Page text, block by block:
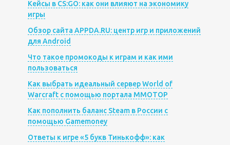
Кейсы в CS:GO: как они влияют на экономику
игры
Обзор сайта APPDA.RU: центр игр и приложений
для Android
Что такое промокоды к играм и как ими
пользоваться
Как выбрать идеальный сервер World of
Warcraft с помощью портала MMOTOP
Как пополнить баланс Steam в России с
помощью Gamemoney
Ответы к игре «5 букв Тинькофф»: как